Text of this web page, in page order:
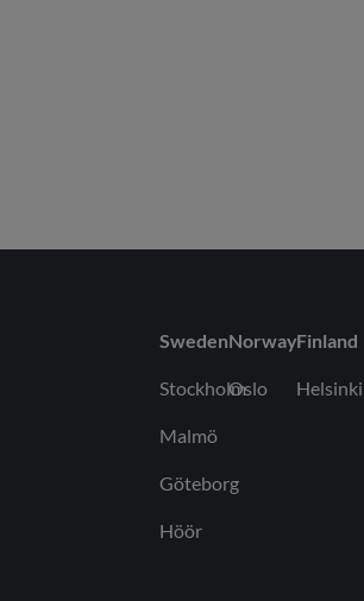
Sweden
Stockholm
Malmö
Göteborg
Höör
Norway
Oslo
Finland
Helsinki